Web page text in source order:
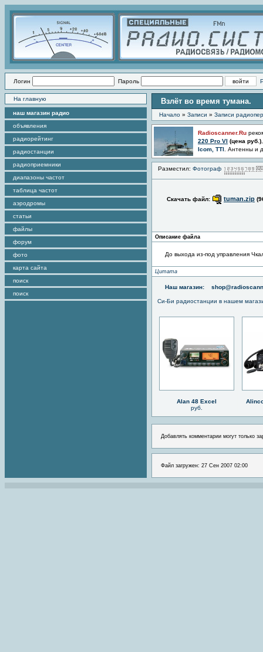
Логин Пароль
На главную
наш магазин радио
объявления
радиорейтинг
радиостанции
радиоприемники
диапазоны частот
таблица частот
аэродромы
статьи
файлы
форум
фото
карта сайта
поиск
поиск
Взлёт во время тумана.
Начало » Записи » Записи
Radioscanner.Ru
220 Pro VI (цена руб.)
Icom, TTI . Антенны и
Разместил: Фотограф
Скачать файл: tuman.zip
Описание файла
До выхода из-под управления
Цитата
Наш магазин:
Си-Би радиостанции в нашем
Alan 48 Excel
руб.
Добавлять комментарии могут только
Файл загружен: 27 Сен 2007 02:00